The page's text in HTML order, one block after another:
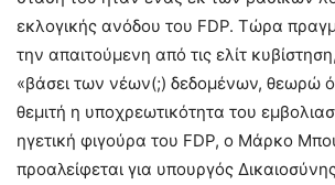
εκλογικής ανόδου του FDP. Τώρα
την απαιτούμενη από τις ελίτ
«βάσει των νέων(;) δεδομένων, θεωρώ
θεμιτή η υποχρεωτικότητα του
ηγετική φιγούρα του FDP, ο Μάρκο
προαλείφεται για υπουργός